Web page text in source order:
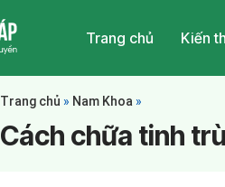
Trang chủ Kiến
Trang chủ » Nam Khoa »
Cách chữa tinh